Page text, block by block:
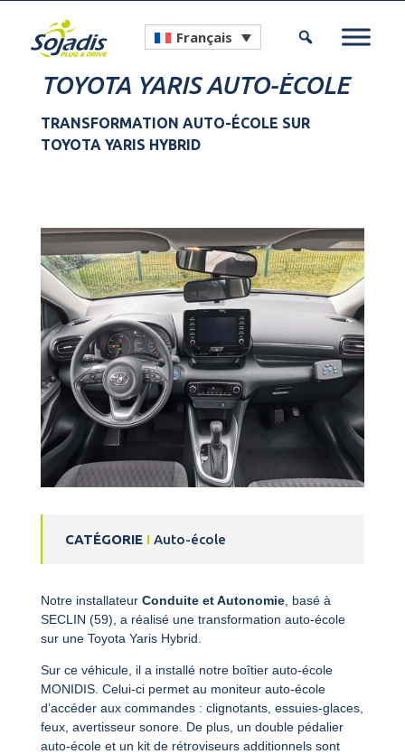
Français
TOYOTA YARIS AUTO-ÉCOLE
TRANSFORMATION AUTO-ÉCOLE SUR
TOYOTA YARIS HYBRID
CATÉGORIE IAuto-école
Notre installateur Conduite et Autonomie, basé à
SECLIN (59), a réalisé une transformation auto-école
sur une Toyota Yaris Hybrid.
Sur ce véhicule, il a installé notre boîtier auto-école
MONIDIS. Celui-ci permet au moniteur auto-école
d’accéder aux commandes : clignotants, essuies-glaces,
feux, avertisseur sonore. De plus, un double pédalier
auto-école et un kit de rétroviseurs additionnels sont